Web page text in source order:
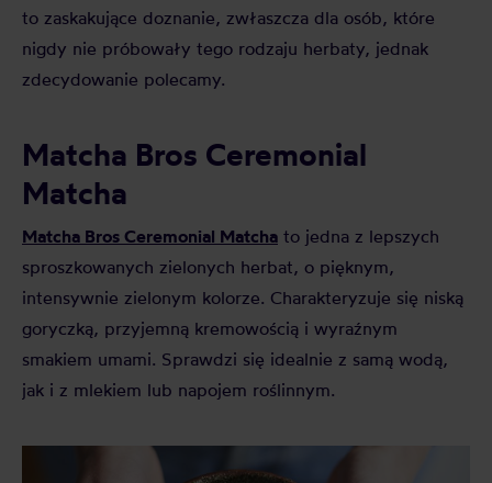
to zaskakujące doznanie, zwłaszcza dla osób, które
nigdy nie próbowały tego rodzaju herbaty, jednak
zdecydowanie polecamy.
Matcha Bros Ceremonial
Matcha
Matcha Bros Ceremonial Matcha to jedna z lepszych
sproszkowanych zielonych herbat, o pięknym,
intensywnie zielonym kolorze. Charakteryzuje się niską
goryczką, przyjemną kremowością i wyraźnym
smakiem umami. Sprawdzi się idealnie z samą wodą,
jak i z mlekiem lub napojem roślinnym.